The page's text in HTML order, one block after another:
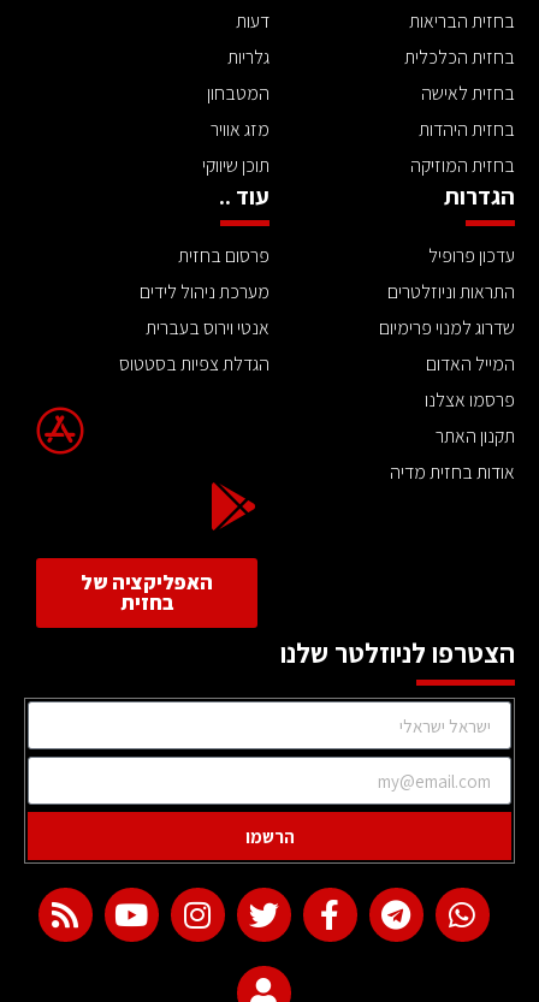
בחזית הבריאות
בחזית הכלכלית
בחזית לאישה
בחזית היהדות
בחזית המוזיקה
דעות
גלריות
המטבחון
מזג אוויר
תוכן שיווקי
הגדרות
עדכון פרופיל
התראות וניוזלטרים
שדרוג למנוי פרימיום
המייל האדום
פרסמו אצלנו
תקנון האתר
אודות בחזית מדיה
עוד ..
פרסום בחזית
מערכת ניהול לידים
אנטי וירוס בעברית
הגדלת צפיות בסטטוס
האפליקציה של
בחזית
הצטרפו לניוזלטר שלנו
הרשמו